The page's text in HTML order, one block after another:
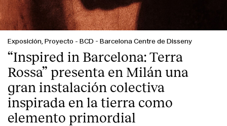
Exposición, Proyecto - BCD - Barcelona Centre de Disseny
“Inspired in Barcelona: Terra
Rossa” presenta en Milán una
gran instalación colectiva
inspirada en la tierra como
elemento primordial